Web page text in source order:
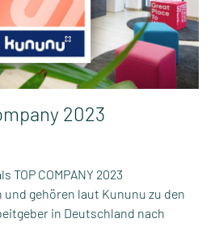
2023
TOP COMPANY 2023
gehören laut Kununu zu den
in Deutschland nach